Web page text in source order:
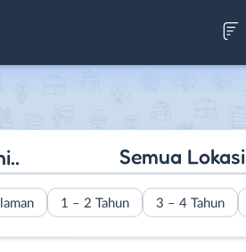
Semua Lokasi
1 – 2 Tahun 3 – 4 Tahun